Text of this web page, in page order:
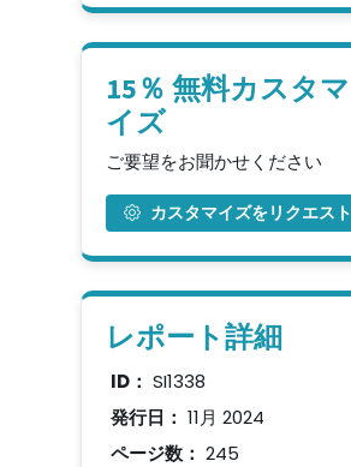
15％ 無料カスタマ
イズ
ご要望をお聞かせください
カスタマイズをリクエスト
レポート詳細
ID： SI1338
発行日： 11月 2024
ページ数： 245